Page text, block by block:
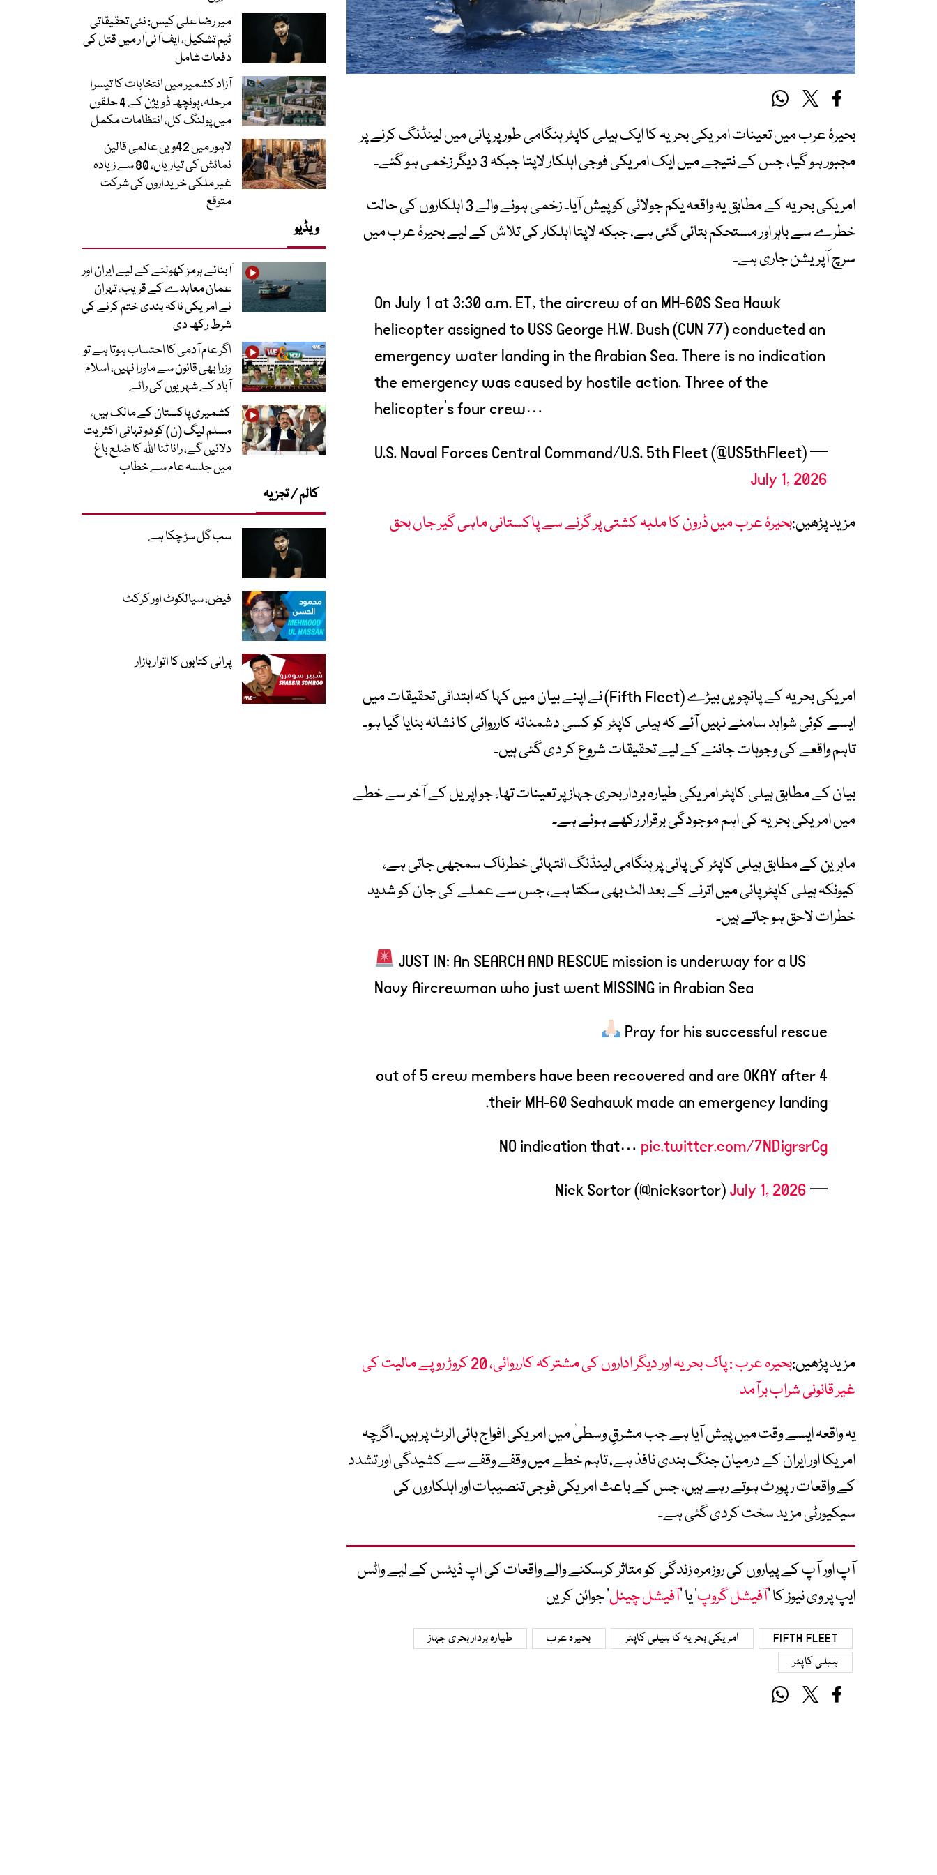
بحیرۂ عرب میں تعینات امریکی بحریہ کا ایک ہیلی کاپٹر ہنگامی طور پر پانی میں لینڈنگ کرنے پر
مجبور ہو گیا، جس کے نتیجے میں ایک امریکی فوجی اہلکار لاپتا جبکہ 3 دیگر زخمی ہو گئے۔
امریکی بحریہ کے مطابق یہ واقعہ یکم جولائی کو پیش آیا۔ زخمی ہونے والے 3 اہلکاروں کی حالت
خطرے سے باہر اور مستحکم بتائی گئی ہے، جبکہ لاپتا اہلکار کی تلاش کے لیے بحیرۂ عرب میں
سرچ آپریشن جاری ہے۔
On July 1 at 3:30 a.m. ET, the aircrew of an MH-60S Sea Hawk
helicopter assigned to USS George H.W. Bush (CVN 77) conducted an
emergency water landing in the Arabian Sea. There is no indication
the emergency was caused by hostile action. Three of the
helicopter’s four crew…
— U.S. Naval Forces Central Command/U.S. 5th Fleet (@US5thFleet)
July 1, 2026
مزید پڑھیں:بحیرۂ عرب میں ڈرون کا ملبہ کشتی پر گرنے سے پاکستانی ماہی گیر جاں بحق
امریکی بحریہ کے پانچویں بیڑے (Fifth Fleet) نے اپنے بیان میں کہا کہ ابتدائی تحقیقات میں
ایسے کوئی شواہد سامنے نہیں آئے کہ ہیلی کاپٹر کو کسی دشمنانہ کارروائی کا نشانہ بنایا گیا ہو۔
تاہم واقعے کی وجوہات جاننے کے لیے تحقیقات شروع کر دی گئی ہیں۔
بیان کے مطابق ہیلی کاپٹر امریکی طیارہ بردار بحری جہاز پر تعینات تھا، جو اپریل کے آخر سے خطے
میں امریکی بحریہ کی اہم موجودگی برقرار رکھے ہوئے ہے۔
ماہرین کے مطابق ہیلی کاپٹر کی پانی پر ہنگامی لینڈنگ انتہائی خطرناک سمجھی جاتی ہے،
کیونکہ ہیلی کاپٹر پانی میں اترنے کے بعد الٹ بھی سکتا ہے، جس سے عملے کی جان کو شدید
خطرات لاحق ہو جاتے ہیں۔
JUST IN: An SEARCH AND RESCUE mission is underway for a US
Navy Aircrewman who just went MISSING in Arabian Sea
Pray for his successful rescue
4 out of 5 crew members have been recovered and are OKAY after
their MH-60 Seahawk made an emergency landing.
NO indication that… pic.twitter.com/7NDigrsrCg
— Nick Sortor (@nicksortor)
July 1, 2026
مزید پڑھیں:
بحیرہ عرب : پاک بحریہ اور دیگر اداروں کی مشترکہ کارروائی، 20 کروڑ روپے مالیت کی
غیر قانونی شراب برآمد
یہ واقعہ ایسے وقت میں پیش آیا ہے جب مشرقِ وسطیٰ میں امریکی افواج ہائی الرٹ پر ہیں۔ اگرچہ
امریکا اور ایران کے درمیان جنگ بندی نافذ ہے، تاہم خطے میں وقفے وقفے سے کشیدگی اور تشدد
کے واقعات رپورٹ ہوتے رہے ہیں، جس کے باعث امریکی فوجی تنصیبات اور اہلکاروں کی
سیکیورٹی مزید سخت کردی گئی ہے۔
آپ اور آپ کے پیاروں کی روزمرہ زندگی کو متاثر کرسکنے والے واقعات کی اپ ڈیٹس کے لیے واٹس
ایپ پر وی نیوز کا ’آفیشل گروپ‘ یا ’آفیشل چینل‘ جوائن کریں
FIFTH FLEET امریکی بحریہ کا ہیلی کاپٹر بحیرہ عرب
طیارہ بردار بحری جہاز
ہیلی کاپٹر
میر رضا علی کیس: نئی تحقیقاتی
ٹیم تشکیل، ایف آئی آر میں قتل کی
دفعات شامل
آزاد کشمیر میں انتخابات کا تیسرا
مرحلہ، پونچھ ڈویژن کے 4 حلقوں
میں پولنگ کل، انتظامات مکمل
لاہور میں 42ویں عالمی قالین
نمائش کی تیاریاں، 80 سے زیادہ
غیر ملکی خریداروں کی شرکت
متوقع
ویڈیو
آبنائے ہرمز کھولنے کے لیے ایران اور
عمان معاہدے کے قریب، تہران
نے امریکی ناکہ بندی ختم کرنے کی
شرط رکھ دی
اگر عام آدمی کا احتساب ہوتا ہے تو
وزرا بھی قانون سے ماورا نہیں، اسلام
آباد کے شہریوں کی رائے
کشمیری پاکستان کے مالک ہیں،
مسلم لیگ (ن) کو دو تہائی اکثریت
دلائیں گے، رانا ثنا اللہ کا ضلع باغ
میں جلسہ عام سے خطاب
کالم / تجزیہ
سب گل سڑ چکا ہے
فیض، سیالکوٹ اور کرکٹ
پرانی کتابوں کا اتوار بازار